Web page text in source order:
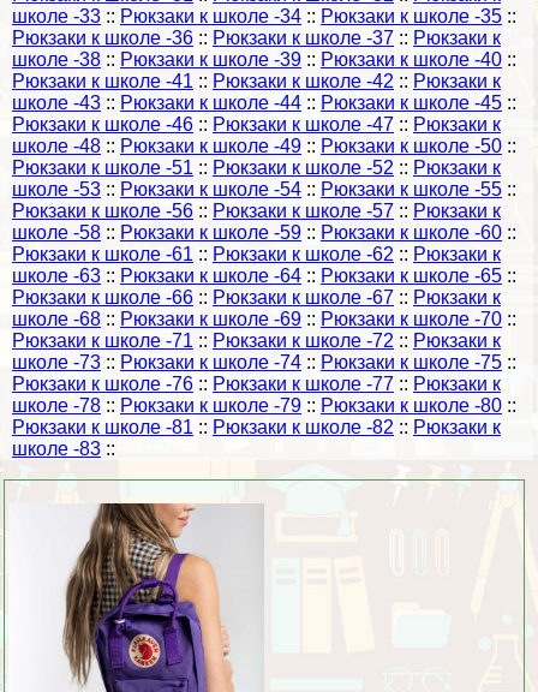
школе -33 :: Рюкзаки к школе -34 :: Рюкзаки к школе -35 ::
Рюкзаки к школе -36 :: Рюкзаки к школе -37 :: Рюкзаки к
школе -38 :: Рюкзаки к школе -39 :: Рюкзаки к школе -40 ::
Рюкзаки к школе -41 :: Рюкзаки к школе -42 :: Рюкзаки к
школе -43 :: Рюкзаки к школе -44 :: Рюкзаки к школе -45 ::
Рюкзаки к школе -46 :: Рюкзаки к школе -47 :: Рюкзаки к
школе -48 :: Рюкзаки к школе -49 :: Рюкзаки к школе -50 ::
Рюкзаки к школе -51 :: Рюкзаки к школе -52 :: Рюкзаки к
школе -53 :: Рюкзаки к школе -54 :: Рюкзаки к школе -55 ::
Рюкзаки к школе -56 :: Рюкзаки к школе -57 :: Рюкзаки к
школе -58 :: Рюкзаки к школе -59 :: Рюкзаки к школе -60 ::
Рюкзаки к школе -61 :: Рюкзаки к школе -62 :: Рюкзаки к
школе -63 :: Рюкзаки к школе -64 :: Рюкзаки к школе -65 ::
Рюкзаки к школе -66 :: Рюкзаки к школе -67 :: Рюкзаки к
школе -68 :: Рюкзаки к школе -69 :: Рюкзаки к школе -70 ::
Рюкзаки к школе -71 :: Рюкзаки к школе -72 :: Рюкзаки к
школе -73 :: Рюкзаки к школе -74 :: Рюкзаки к школе -75 ::
Рюкзаки к школе -76 :: Рюкзаки к школе -77 :: Рюкзаки к
школе -78 :: Рюкзаки к школе -79 :: Рюкзаки к школе -80 ::
Рюкзаки к школе -81 :: Рюкзаки к школе -82 :: Рюкзаки к
школе -83 ::